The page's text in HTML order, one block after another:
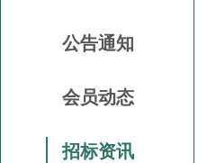
公告通知
会员动态
招标资讯